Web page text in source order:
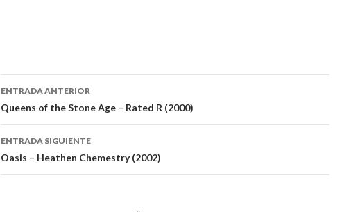
Navegación
de
entradas
ENTRADA ANTERIOR
Queens of the Stone Age – Rated R (2000)
ENTRADA SIGUIENTE
Oasis – Heathen Chemestry (2002)